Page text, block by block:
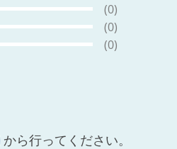
(0)
(0)
(0)
から行ってください。